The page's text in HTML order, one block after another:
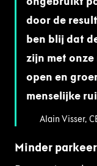
door de
ben blij dat
zijn met
open en
menselijke
Alain Visser,
Minder